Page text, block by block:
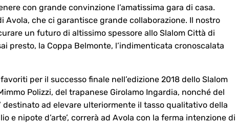
con grande convinzione l’amatissima gara di casa.
Avola, che ci garantisce grande collaborazione. Il nostro
un futuro di altissimo spessore allo Slalom Città di
presto, la Coppa Belmonte, l’indimenticata cronoscalata
per il successo finale nell’edizione 2018 dello Slalom
Polizzi, del trapanese Girolamo Ingardia, nonché del
destinato ad elevare ulteriormente il tasso qualitativo della
e nipote d’arte’, correrà ad Avola con la ferma intenzione di